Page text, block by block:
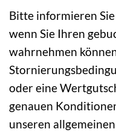
Bitte informieren
wenn Sie Ihren
wahrnehmen
oder eine
genauen
unseren